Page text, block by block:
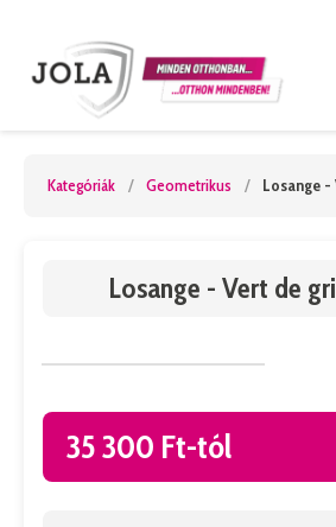
Kategóriák / Geometrikus / Losange
Losange - Vert de
35 300 Ft-tól